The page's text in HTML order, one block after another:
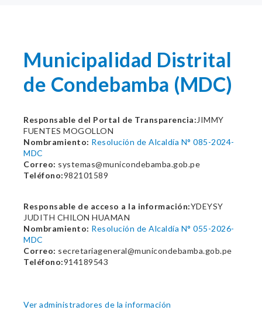
Municipalidad Distrital
de Condebamba (MDC)
Responsable del Portal de Transparencia: JIMMY
FUENTES MOGOLLON
Nombramiento: Resolución de Alcaldía N° 085-2024-
MDC
Correo: systemas@municondebamba.gob.pe
Teléfono:982101589
Responsable de acceso a la información:YDEYSY
JUDITH CHILON HUAMAN
Nombramiento: Resolución de Alcaldía N° 055-2026-
MDC
Correo: secretariageneral@municondebamba.gob.pe
Teléfono:914189543
Ver administradores de la información